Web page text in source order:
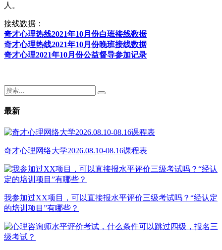
人。
接线数据：
奇才心理热线2021年10月份白班接线数据
奇才心理热线2021年10月份晚班接线数据
奇才心理2021年10月份公益督导参加记录
最新
奇才心理网络大学2026.08.10-08.16课程表
我参加过XX项目，可以直接报水平评价三级考试吗？“经认定
的培训项目”有哪些？